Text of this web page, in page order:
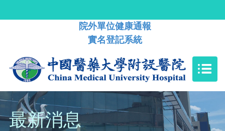
院外單位健康通報
實名登記系統
最新消息